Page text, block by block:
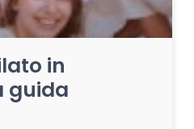
in
guida